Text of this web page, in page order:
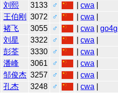
刘熙 3133 ♂ |cwa
王伯刚 3072 ♂ |cwa
褚飞 3055 ♂ |cwa |
刘星 3322 ♂ |cwa
彭荃 3330 ♂ |cwa
潘峰 3061 ♂ |cwa
邹俊杰 3257 ♂ |cwa
孔杰 3248 ♂ |cwa